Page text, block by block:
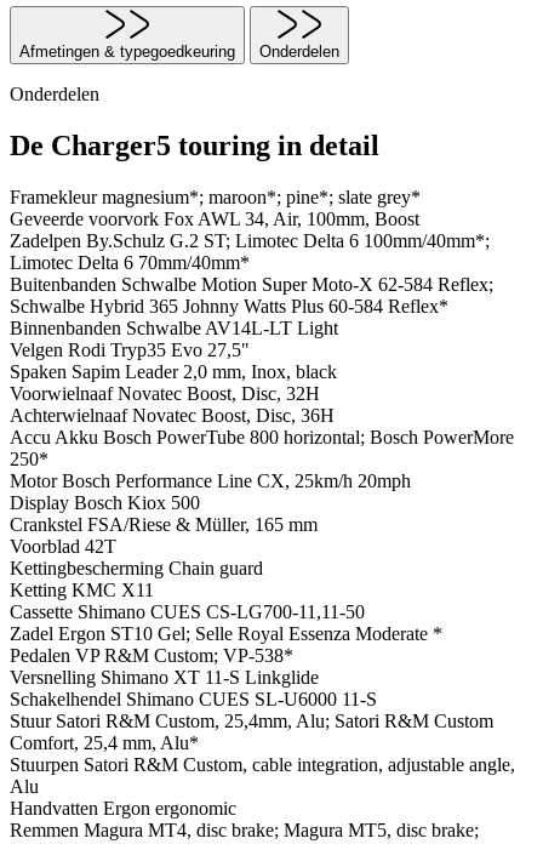
Afmetingen & typegoedkeuring Onderdelen
Onderdelen
De Charger5 touring in detail
Framekleurmagnesium*; maroon*; pine*; slate grey*
Geveerde voorvork Fox AWL 34, Air, 100mm, Boost
Zadelpen By.Schulz G.2 ST; Limotec Delta 6 100mm/40mm*;
Limotec Delta 6 70mm/40mm*
Buitenbanden Schwalbe Motion Super Moto-X 62-584 Reflex;
Schwalbe Hybrid 365 Johnny Watts Plus 60-584 Reflex*
Binnenbanden Schwalbe AV14L-LT Light
Velgen Rodi Tryp35 Evo 27,5"
Spaken Sapim Leader 2,0 mm, Inox, black
VoorwielnaafNovatec Boost, Disc, 32H
AchterwielnaafNovatec Boost, Disc, 36H
Accu Akku Bosch PowerTube 800 horizontal; Bosch PowerMore
250*
MotorBosch Performance Line CX, 25km/h 20mph
Display Bosch Kiox 500
Crankstel FSA/Riese & Müller, 165 mm
Voorblad 42T
Kettingbescherming Chain guard
Ketting KMC X11
Cassette Shimano CUES CS-LG700-11,11-50
Zadel Ergon ST10 Gel; Selle Royal Essenza Moderate *
Pedalen VP R&M Custom; VP-538*
Versnelling Shimano XT 11-S Linkglide
Schakelhendel Shimano CUES SL-U6000 11-S
Stuur Satori R&M Custom, 25,4mm, Alu; Satori R&M Custom
Comfort, 25,4 mm, Alu*
Stuurpen Satori R&M Custom, cable integration, adjustable angle,
Alu
Handvatten Ergon ergonomic
Remmen Magura MT4, disc brake; Magura MT5, disc brake;